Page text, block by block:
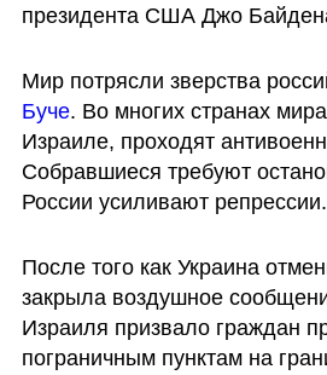
президента США Джо
Буче. Во многих странах
Израиле, проходят
Собравшиеся требуют
России усиливают репрессии.
После того как Украина
закрыла воздушное
Израиля призвало граждан
пограничным пунктам на